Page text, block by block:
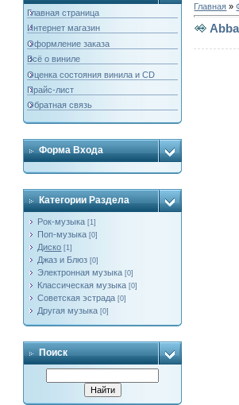
Главная страница
Интернет магазин
Оформление заказа
Всё о виниле
Оценка состояния винила и CD
Прайс-лист
Обратная связь
Форма Входа
Категории Раздела
Рок-музыка [1]
Поп-музыка [0]
Диско [1]
Джаз и Блюз [0]
Электронная музыка [0]
Классическая музыка [0]
Советская эстрада [0]
Другая музыка [0]
Поиск
Главная »